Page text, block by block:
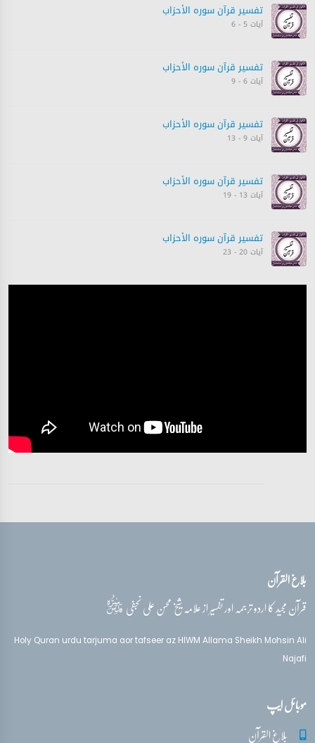
تفسیر قرآن سورہ ‎الأحزاب‎
آیات 5 - 6
تفسیر قرآن سورہ ‎الأحزاب‎
آیات 6 - 9
تفسیر قرآن سورہ ‎الأحزاب‎
آیات 9 - 13
تفسیر قرآن سورہ ‎الأحزاب‎
آیات 13 - 19
تفسیر قرآن سورہ ‎الأحزاب‎
آیات 20 - 23
تفسیر قرآن سورہ ‎الأحزاب‎
تفسیر قرآن سورہ ‎الأحزاب‎
بلاغ القرآن
قرآن مجید کا اردو ترجمہ اور تفسیر از علامہ شیخ محسن علی نجفیقدس‌سره
Holy Quran urdu tarjuma aor tafseer az HIWM Allama Sheikh Mohsin Ali
Najafi
موبائل ایپ
بلاغ القرآن